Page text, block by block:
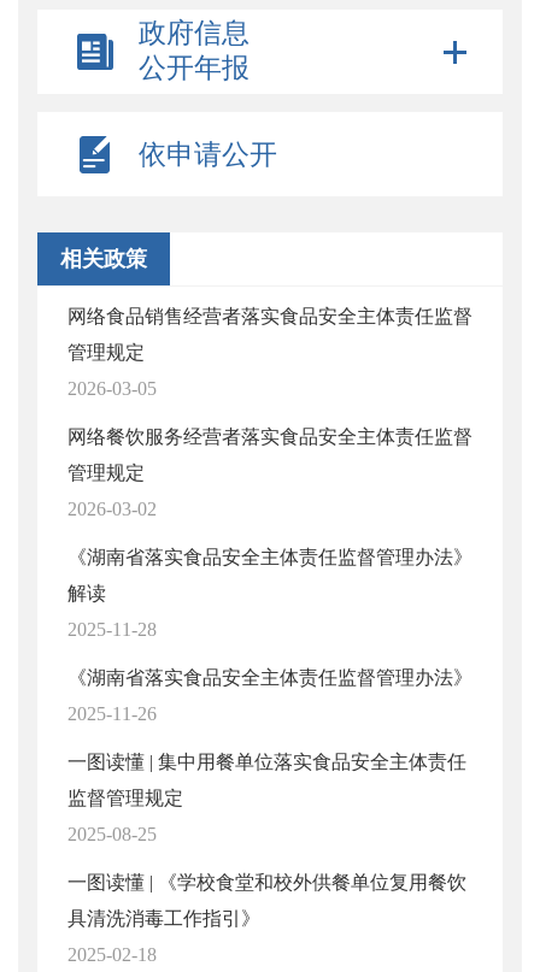
政府信息
公开年报
依申请公开
相关政策
网络食品销售经营者落实食品安全主体责任监督
管理规定
2026-03-05
网络餐饮服务经营者落实食品安全主体责任监督
管理规定
2026-03-02
《湖南省落实食品安全主体责任监督管理办法》
解读
2025-11-28
《湖南省落实食品安全主体责任监督管理办法》
2025-11-26
一图读懂 | 集中用餐单位落实食品安全主体责任
监督管理规定
2025-08-25
一图读懂 | 《学校食堂和校外供餐单位复用餐饮
具清洗消毒工作指引》
2025-02-18